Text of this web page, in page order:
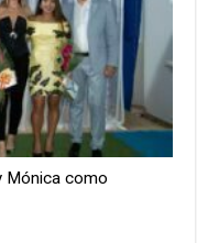
Mónica como